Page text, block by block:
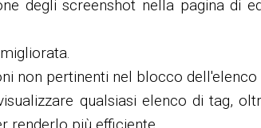
degli screenshot nella pagina di
non pertinenti nel blocco
qualsiasi elenco di tag,